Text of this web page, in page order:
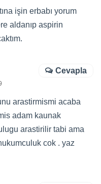
işin erbabı yorum
aldanıp aspirin
arastirmismi acaba
adam kaunak
arastirilir tabi ama
cok . yaz
Cevapla